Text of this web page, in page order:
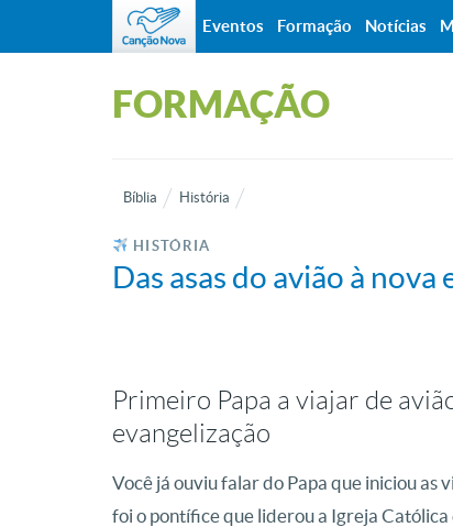
FORMAÇÃO
Bíblia História
HISTÓRIA
Das asas do avião à
Primeiro Papa a viajar de
evangelização
Você já ouviu falar do Papa que iniciou as
foi o pontífice que liderou a Igreja
Eventos Formação Notícias